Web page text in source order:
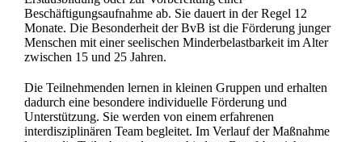
Beschäftigungsaufnahme ab. Sie dauert in der Regel 12
Monate. Die Besonderheit der BvB ist die Förderung junger
Menschen mit einer seelischen Minderbelastbarkeit im Alter
zwischen 15 und 25 Jahren.
Die Teilnehmenden lernen in kleinen Gruppen und erhalten
dadurch eine besondere individuelle Förderung und
Unterstützung. Sie werden von einem erfahrenen
interdisziplinären Team begleitet. Im Verlauf der Maßnahme